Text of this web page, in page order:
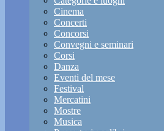
Cinema
Concerti
Concorsi
Convegni e seminari
Corsi
Danza
Eventi del mese
Festival
Mercatini
Mostre
Musica